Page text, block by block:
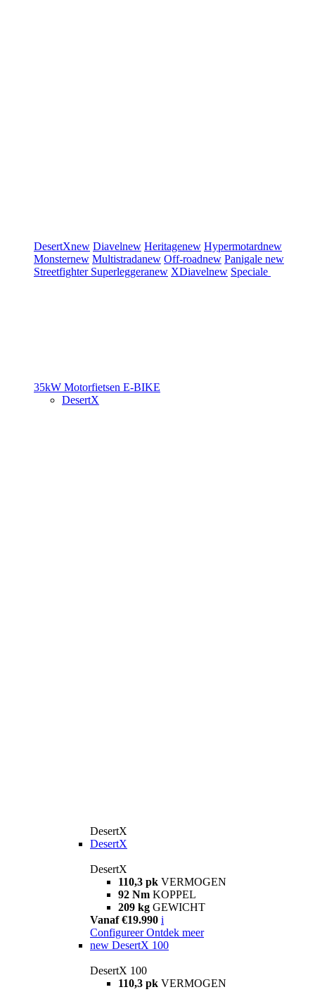
DesertXnew Diavelnew Heritagenew Hypermotardnew
Monsternew Multistradanew Off-roadnew Panigale new
Streetfighter Superleggeranew XDiavelnew Speciale
35kW Motorfietsen E-BIKE
DesertX
DesertX
DesertX
DesertX
110,3 pk VERMOGEN
92 Nm KOPPEL
209 kg GEWICHT
Vanaf €19.990 i
Configureer Ontdek meer
new DesertX 100
DesertX 100
110,3 pk VERMOGEN